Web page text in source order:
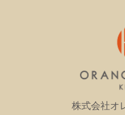
株式会社オ